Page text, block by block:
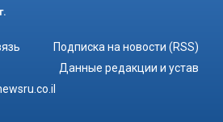
Подписка на новости (RSS)
Данные редакции и устав